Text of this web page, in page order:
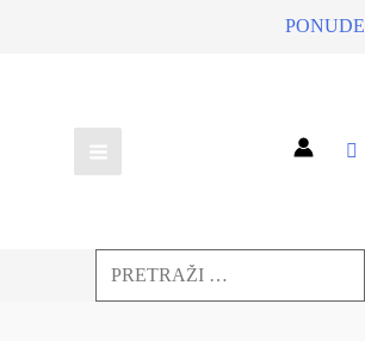
PONUDE
Pretraga
za: